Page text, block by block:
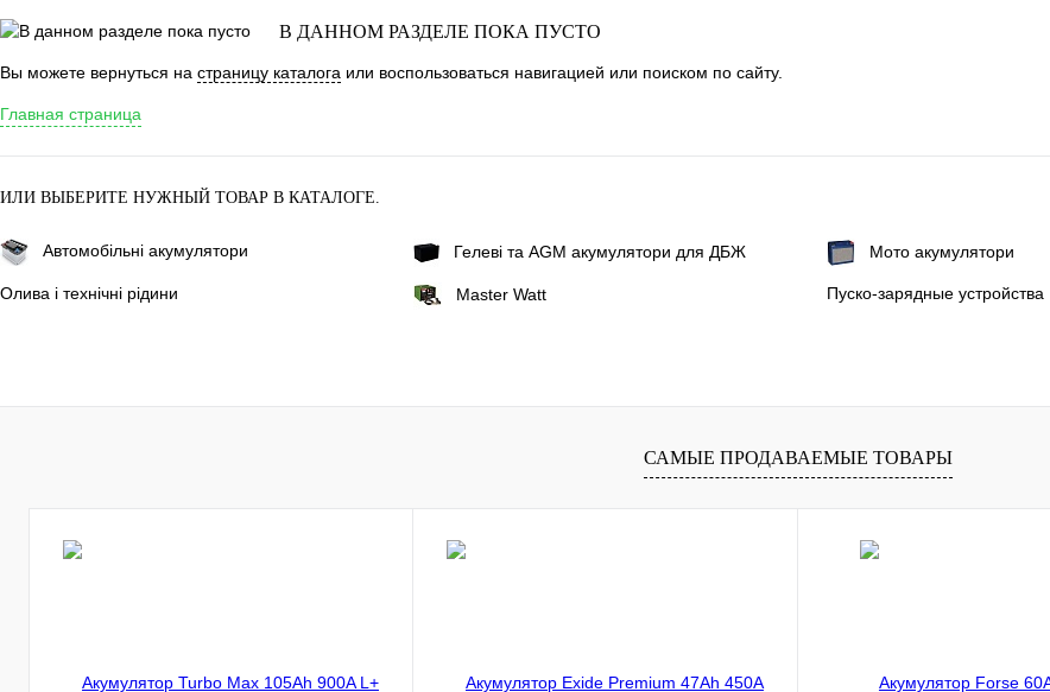
В ДАННОМ РАЗДЕЛЕ ПОКА ПУСТО
Вы можете вернуться на страницу каталога или воспользоваться навигацией или поиском по сайту.
Главная страница
ИЛИ ВЫБЕРИТЕ НУЖНЫЙ ТОВАР В КАТАЛОГЕ.
Автомобільні акумулятори Гелеві та AGM акумулятори для ДБЖ Мото акумулятори
Олива і технічні рідини Master Watt Пуско-зарядные устройства
САМЫЕ ПРОДАВАЕМЫЕ ТОВАРЫ